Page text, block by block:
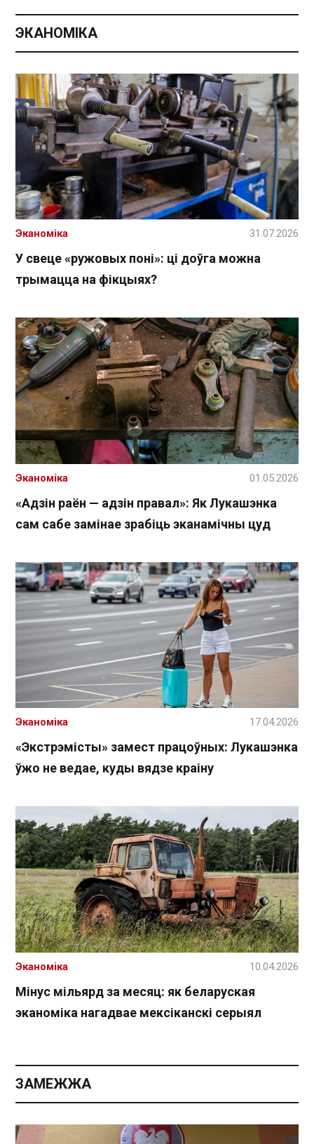
ЭКАНОМІКА
У свеце «ружовых поні»: ці доўга можна
трымацца на фікцыях?
Эканоміка 31.07.2026
«Адзін раён — адзін правал»: Як Лукашэнка
сам сабе замінае зрабіць эканамічны цуд
Эканоміка 01.05.2026
«Экстрэмісты» замест працоўных: Лукашэнка
ўжо не ведае, куды вядзе краіну
Эканоміка 17.04.2026
Мінус мільярд за месяц: як беларуская
эканоміка нагадвае мексіканскі серыял
Эканоміка 10.04.2026
ЗАМЕЖЖА